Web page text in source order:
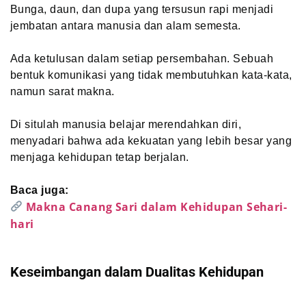
Bunga, daun, dan dupa yang tersusun rapi menjadi
jembatan antara manusia dan alam semesta.
Ada ketulusan dalam setiap persembahan. Sebuah
bentuk komunikasi yang tidak membutuhkan kata-kata,
namun sarat makna.
Di situlah manusia belajar merendahkan diri,
menyadari bahwa ada kekuatan yang lebih besar yang
menjaga kehidupan tetap berjalan.
Baca juga:
Makna Canang Sari dalam Kehidupan Sehari-
hari
Keseimbangan dalam Dualitas Kehidupan